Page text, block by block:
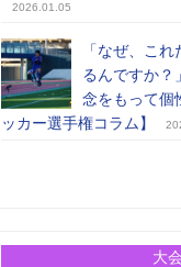
2026.01.05
「なぜ、こ
るんですか？
念をもって個
ッカー選手権コラム】
大